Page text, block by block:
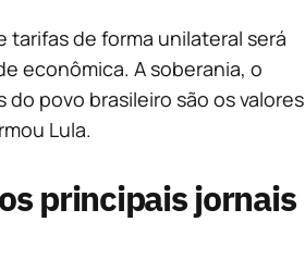
tarifas de forma unilateral será
econômica. A soberania, o
povo brasileiro são os valores
Lula.
principais jornais